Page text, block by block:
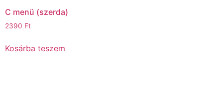
C menü (szerda)ㅤ
2390 Ft
Kosárba teszem